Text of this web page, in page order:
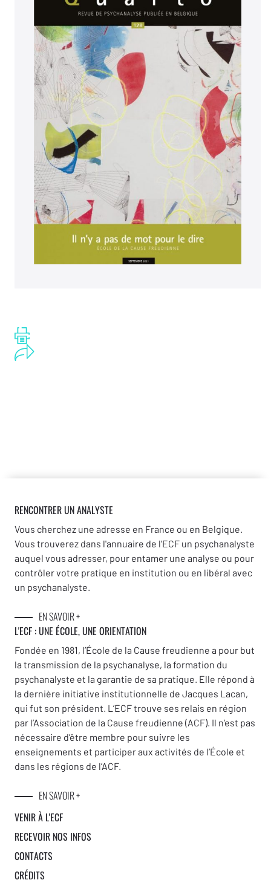
RENCONTRER UN ANALYSTE
Vous cherchez une adresse en France ou en Belgique.
Vous trouverez dans l'annuaire de l'ECF un psychanalyste
auquel vous adresser, pour entamer une analyse ou pour
contrôler votre pratique en institution ou en libéral avec
un psychanalyste.
EN SAVOIR +
L'ECF : UNE ÉCOLE, UNE ORIENTATION
Fondée en 1981, l’École de la Cause freudienne a pour but
la transmission de la psychanalyse, la formation du
psychanalyste et la garantie de sa pratique. Elle répond à
la dernière initiative institutionnelle de Jacques Lacan,
qui fut son président. L’ECF trouve ses relais en région
par l’Association de la Cause freudienne (ACF). Il n’est pas
nécessaire d’être membre pour suivre les
enseignements et participer aux activités de l’École et
dans les régions de l’ACF.
EN SAVOIR +
VENIR À L’ECF
RECEVOIR NOS INFOS
CONTACTS
CRÉDITS